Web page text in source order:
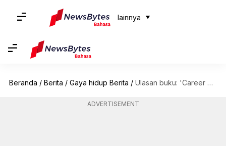
lainnya
Beranda / Berita / Gaya hidup Berita / Ulasan buku: 'Career Crush' karya Vishwakarma bisa atasi konflik karier
ADVERTISEMENT